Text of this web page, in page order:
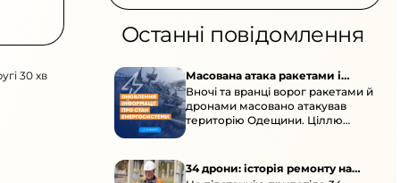
30 хв
Останні повідомлення
Масована атака ракетами і
дронами по Одещині
Вночі та вранці ворог ракетами й
дронами масовано атакував
територію Одещини. Ціллю
стали об’єкти цивільної
34 дрони: історія ремонту на